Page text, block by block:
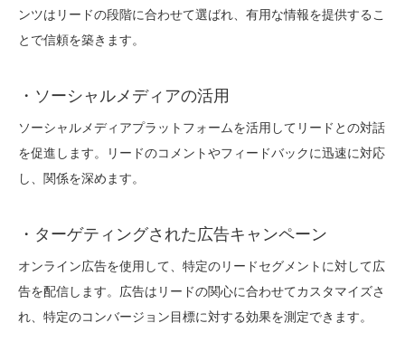
ンツはリードの段階に合わせて選ばれ、有用な情報を提供するこ
とで信頼を築きます。
・ソーシャルメディアの活用
ソーシャルメディアプラットフォームを活用してリードとの対話
を促進します。リードのコメントやフィードバックに迅速に対応
し、関係を深めます。
・ターゲティングされた広告キャンペーン
オンライン広告を使用して、特定のリードセグメントに対して広
告を配信します。広告はリードの関心に合わせてカスタマイズさ
れ、特定のコンバージョン目標に対する効果を測定できます。